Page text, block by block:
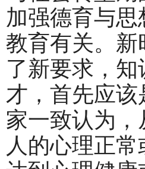
加强德育与
教育有关。
了新要求，
才，首先应
家一致认为
人的心理正